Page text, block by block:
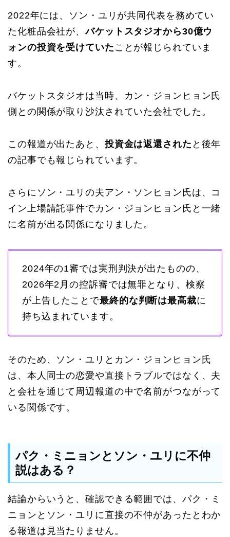
2022年には、ソン・ユリが共同代表を務めてい
た化粧品会社が、バケットスタジオから30億ウ
ォンの投資を受けていた ことが報じられていま
す。
バケットスタジオは当時、カン・ジョンヒョン氏
側との関係が取り沙汰されていた会社でした。
この報道が出たあと、投資金は返還された と後年
の記事でも報じられています。
さらにソン・ユリの夫アン・ソンヒョン氏は、コ
イン上場請託事件でカン・ジョンヒョン氏と一緒
に名前が出る関係になりました。
2024年の1審では実刑判決が出たものの、
2026年2月の控訴審では無罪となり、検察
が上告したことで最終的な判断は最高裁に
持ち込まれています。
そのため、ソン・ユリとカン・ジョンヒョン氏
は、本人同士の恋愛や直接トラブルではなく、夫
と会社を通じて周辺報道の中で名前がつながって
いる関係です。
パク・ミニョンとソン・ユリに不仲
説はある？
結論からいうと、確認できる範囲では、パク・ミ
ニョンとソン・ユリに直接の不仲があったとわか
る報道は見当たりません。